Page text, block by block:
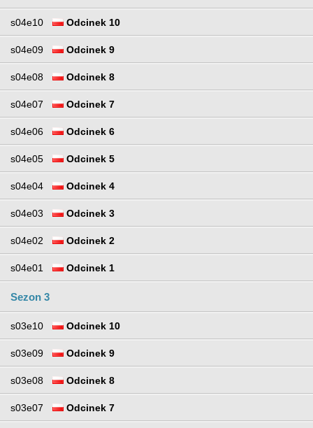
s04e10 Odcinek 10
s04e09 Odcinek 9
s04e08 Odcinek 8
s04e07 Odcinek 7
s04e06 Odcinek 6
s04e05 Odcinek 5
s04e04 Odcinek 4
s04e03 Odcinek 3
s04e02 Odcinek 2
s04e01 Odcinek 1
Sezon 3
s03e10 Odcinek 10
s03e09 Odcinek 9
s03e08 Odcinek 8
s03e07 Odcinek 7